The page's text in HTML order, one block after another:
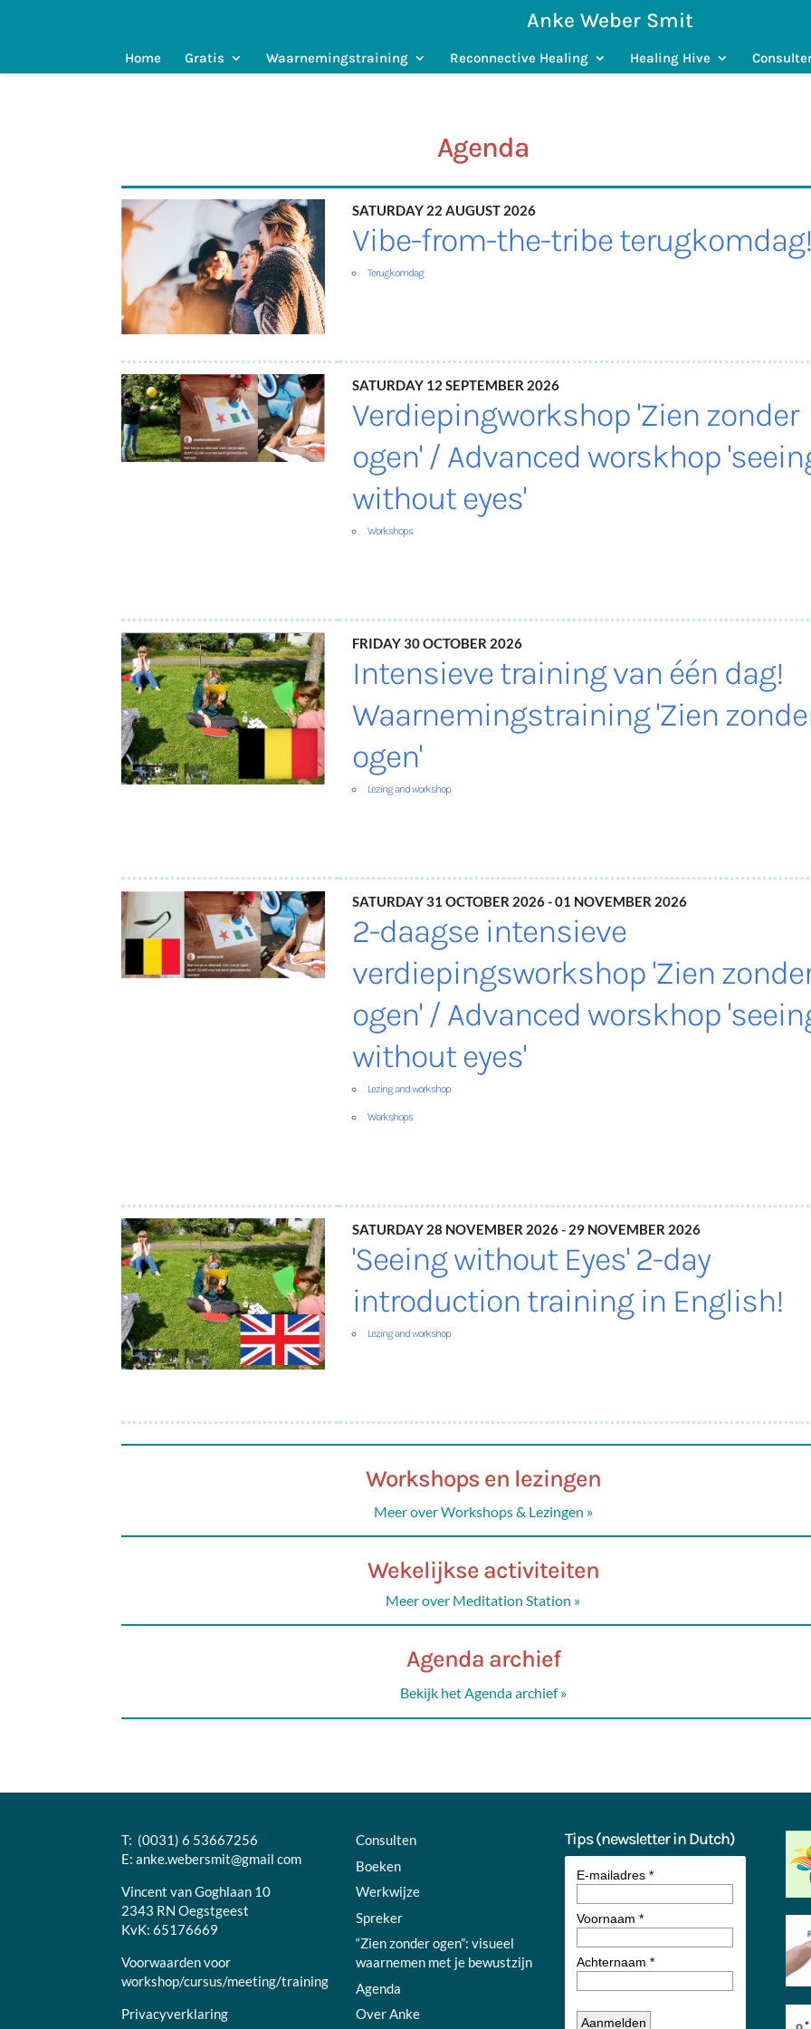
Anke Weber Smit
Home Gratis Waarnemingstraining Reconnective Healing Healing Hive
Agenda
Saturday 22 August 2026
Vibe-from-the-tribe
Terugkomdag
Saturday 12 September 2026
Verdiepingworkshop 'Zien zonder
ogen' / Advanced worskhop
without eyes'
Workshops
Friday 30 October 2026
Intensieve training van één dag!
Waarnemingstraining 'Zien
ogen'
Lezing and workshop
Saturday 31 October 2026 - 01 November 2026
2-daagse intensieve
verdiepingsworkshop 'Zien
ogen' / Advanced worskhop
without eyes'
Lezing and workshop
Workshops
Saturday 28 November 2026 - 29 November 2026
'Seeing without Eyes' 2-day
introduction training in English!
Lezing and workshop
Workshops en lezingen
Meer over Workshops & Lezingen »
Wekelijkse activiteiten
Meer over Meditation Station »
Agenda archief
Bekijk het Agenda archief »
T: (0031) 6 53667256
E:anke.webersmit@gmail com
Vincent van Goghlaan 10
2343 RN Oegstgeest
KvK: 65176669
Voorwaarden voor
workshop/cursus/meeting/training
Privacyverklaring
Consulten
Boeken
Werkwijze
Spreker
“Zien zonder ogen”: visueel
waarnemen met je bewustzijn
Agenda
Over Anke
Tips (newsletter in Dutch)